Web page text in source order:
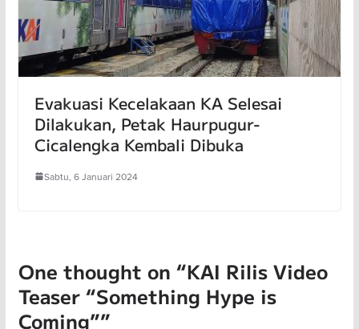
Evakuasi Kecelakaan KA Selesai
Dilakukan, Petak Haurpugur-
Cicalengka Kembali Dibuka
Sabtu, 6 Januari 2024
One thought on “KAI Rilis Video
Teaser “Something Hype is
Coming””